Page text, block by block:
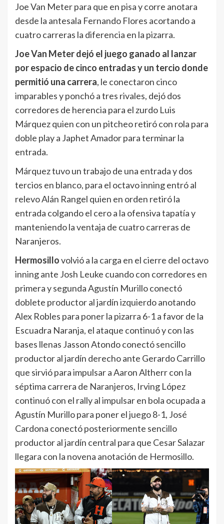
Joe Van Meter para que en pisa y corre anotara
desde la antesala Fernando Flores acortando a
cuatro carreras la diferencia en la pizarra.
Joe Van Meter dejó el juego ganado al lanzar
por espacio de cinco entradas y un tercio donde
permitió una carrera, le conectaron cinco
imparables y ponchó a tres rivales, dejó dos
corredores de herencia para el zurdo Luis
Márquez quien con un pitcheo retiró con rola para
doble play a Japhet Amador para terminar la
entrada.
Márquez tuvo un trabajo de una entrada y dos
tercios en blanco, para el octavo inning entró al
relevo Alán Rangel quien en orden retiró la
entrada colgando el cero a la ofensiva tapatía y
manteniendo la ventaja de cuatro carreras de
Naranjeros.
Hermosillovolvió a la carga en el cierre del octavo
inning ante Josh Leuke cuando con corredores en
primera y segunda Agustín Murillo conectó
doblete productor al jardín izquierdo anotando
Alex Robles para poner la pizarra 6-1 a favor de la
Escuadra Naranja, el ataque continuó y con las
bases llenas Jasson Atondo conectó sencillo
productor al jardín derecho ante Gerardo Carrillo
que sirvió para impulsar a Aaron Altherr con la
séptima carrera de Naranjeros, Irving López
continuó con el rally al impulsar en bola ocupada a
Agustín Murillo para poner el juego 8-1, José
Cardona conectó posteriormente sencillo
productor al jardín central para que Cesar Salazar
llegara con la novena anotación de Hermosillo.